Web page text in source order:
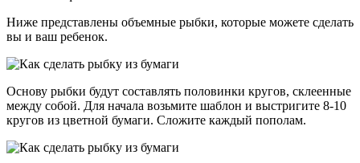
Ниже представлены объемные рыбки, которые можете сделать
вы и ваш ребенок.
Основу рыбки будут составлять половинки кругов, склеенные
между собой. Для начала возьмите шаблон и выстригите 8-10
кругов из цветной бумаги. Сложите каждый пополам.